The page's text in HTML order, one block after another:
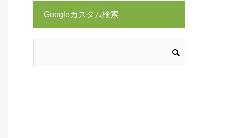
Googleカスタム検索